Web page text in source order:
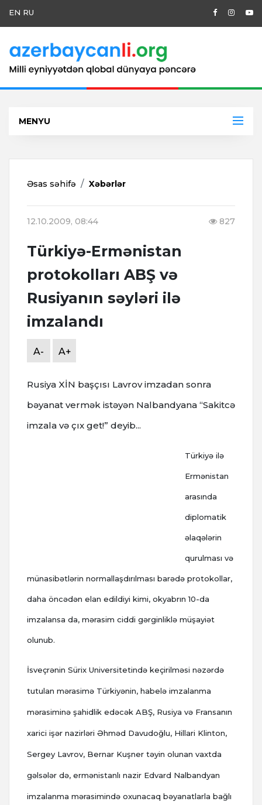
EN RU
MENYU
Əsas səhifə Xəbərlər
12.10.2009, 08:44 827
Türkiyə-Ermənistan
protokolları ABŞ və
Rusiyanın səyləri ilə
imzalandı
A- A+
Rusiya XİN başçısı Lavrov imzadan sonra
bəyanat vermək istəyən Nalbandyana “Sakitcə
imzala və çıx get!” deyib...
Türkiyə ilə
Ermənistan
arasında
diplomatik
əlaqələrin
qurulması və
münasibətlərin normallaşdırılması barədə protokollar,
daha öncədən elan edildiyi kimi, okyabrın 10-da
imzalansa da, mərasim ciddi gərginliklə müşayiət
olunub.
İsveçrənin Sürix Universitetində keçirilməsi nəzərdə
tutulan mərasimə Türkiyənin, habelə imzalanma
mərasiminə şahidlik edəcək ABŞ, Rusiya və Fransanın
xarici işər nazirləri Əhməd Davudoğlu, Hillari Klinton,
Sergey Lavrov, Bernar Kuşner təyin olunan vaxtda
gəlsələr də, ermənistanlı nazir Edvard Nalbandyan
imzalanma mərasimində oxunacaq bəyanatlarla bağlı